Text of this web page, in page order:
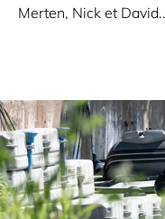
Merten, Nick et